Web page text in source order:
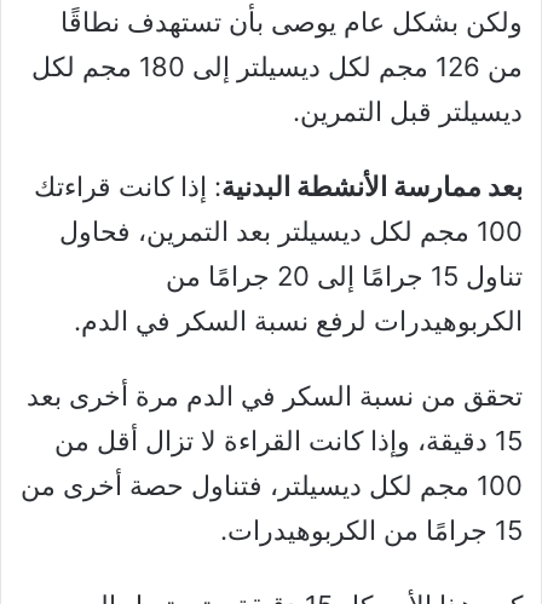
ولكن بشكل عام يوصى بأن تستهدف نطاقًا
من 126 مجم لكل ديسيلتر إلى 180 مجم لكل
ديسيلتر قبل التمرين.
بعد ممارسة الأنشطة البدنية: إذا كانت قراءتك
100 مجم لكل ديسيلتر بعد التمرين، فحاول
تناول 15 جرامًا إلى 20 جرامًا من
الكربوهيدرات لرفع نسبة السكر في الدم.
تحقق من نسبة السكر في الدم مرة أخرى بعد
15 دقيقة، وإذا كانت القراءة لا تزال أقل من
100 مجم لكل ديسيلتر، فتناول حصة أخرى من
15 جرامًا من الكربوهيدرات.